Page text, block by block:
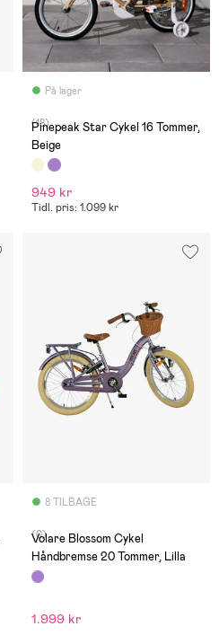
På lager
(18)
Pinepeak Star Cykel 16 Tommer,
Beige
949 kr
Tidl. pris: 1.099 kr
8 TILBAGE
(0)
Volare Blossom Cykel
Håndbremse 20 Tommer, Lilla
1.999 kr